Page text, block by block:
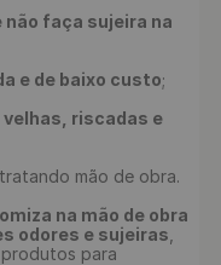
faça sujeira na
e de baixo custo;
riscadas e
mão de obra.
na mão de obra
odores e sujeiras
para